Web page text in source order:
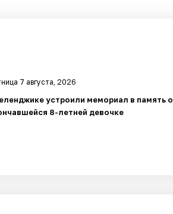
7 августа, 2026
устроили мемориал в память о
8-летней девочке